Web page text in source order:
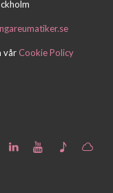
vårCookie Policy